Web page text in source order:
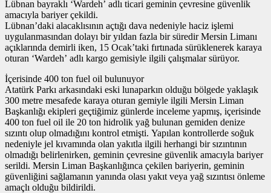
Lübnan bayraklı ‘Wardeh’ adlı ticari geminin çevresine güvenlik
amacıyla bariyer çekildi.
Lübnan’daki alacaklısının açtığı dava nedeniyle haciz işlemi
uygulanmasından dolayı bir yıldan fazla bir süredir Mersin Limanı
açıklarında demirli iken, 15 Ocak’taki fırtınada sürüklenerek karaya
oturan ‘Wardeh’ adlı kargo gemisiyle ilgili çalışmalar sürüyor.
İçerisinde 400 ton fuel oil bulunuyor
Atatürk Parkı arkasındaki eski lunaparkın olduğu bölgede yaklaşık
300 metre mesafede karaya oturan gemiyle ilgili Mersin Liman
Başkanlığı ekipleri geçtiğimiz günlerde inceleme yapmış, içerisinde
400 ton fuel oil ile 20 ton hidrolik yağ bulunan gemiden denize
sızıntı olup olmadığını kontrol etmişti. Yapılan kontrollerde soğuk
nedeniyle jel kıvamında olan yakıtla ilgili herhangi bir sızıntının
olmadığı belirlenirken, geminin çevresine güvenlik amacıyla bariyer
serildi. Mersin Liman Başkanlığınca çekilen bariyerin, geminin
güvenliğini sağlamanın yanında olası yakıt veya yağ sızıntısı önleme
amaçlı olduğu bildirildi.